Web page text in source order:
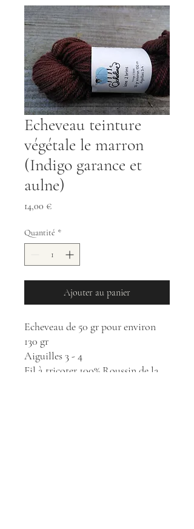
Echeveau teinture
végétale le marron
(Indigo garance et
aulne)
14,00 €Prix
Quantité *
Ajouter au panier
Echeveau de 50 gr pour environ
130 gr
Aiguilles 3 - 4
Fil à tricoter 100% Roussin de la